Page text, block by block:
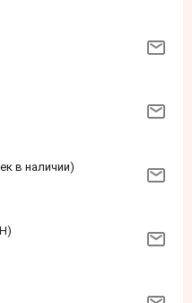
в наличии)